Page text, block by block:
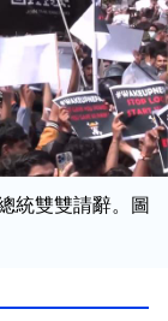
統雙雙請辭。圖